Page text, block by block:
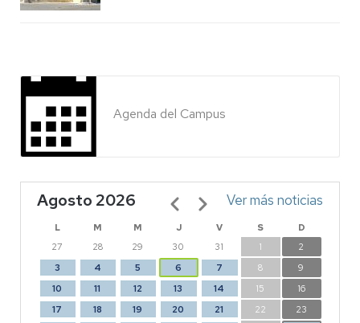
Agenda del Campus
Agosto 2026
L M M J V S
D
27
28 29 30 31 1
2
3
4 5 6 7 8
9
10
11 12 13 14 15
16
17
18 19 20 21 22
23
Paginación Ver más noticias